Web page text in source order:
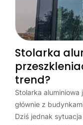
Stolarka
trend?
Stolarka aluminiowa
głównie z
Dziś jednak